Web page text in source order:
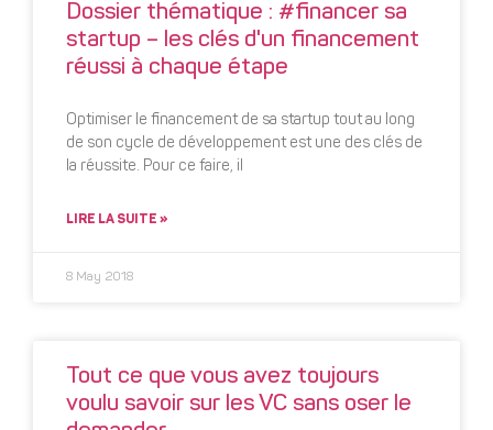
Dossier thématique : #financer sa
startup – les clés d'un financement
réussi à chaque étape
Optimiser le financement de sa startup tout au long
de son cycle de développement est une des clés de
la réussite. Pour ce faire, il
LIRE LA SUITE »
8 May 2018
Tout ce que vous avez toujours
voulu savoir sur les VC sans oser le